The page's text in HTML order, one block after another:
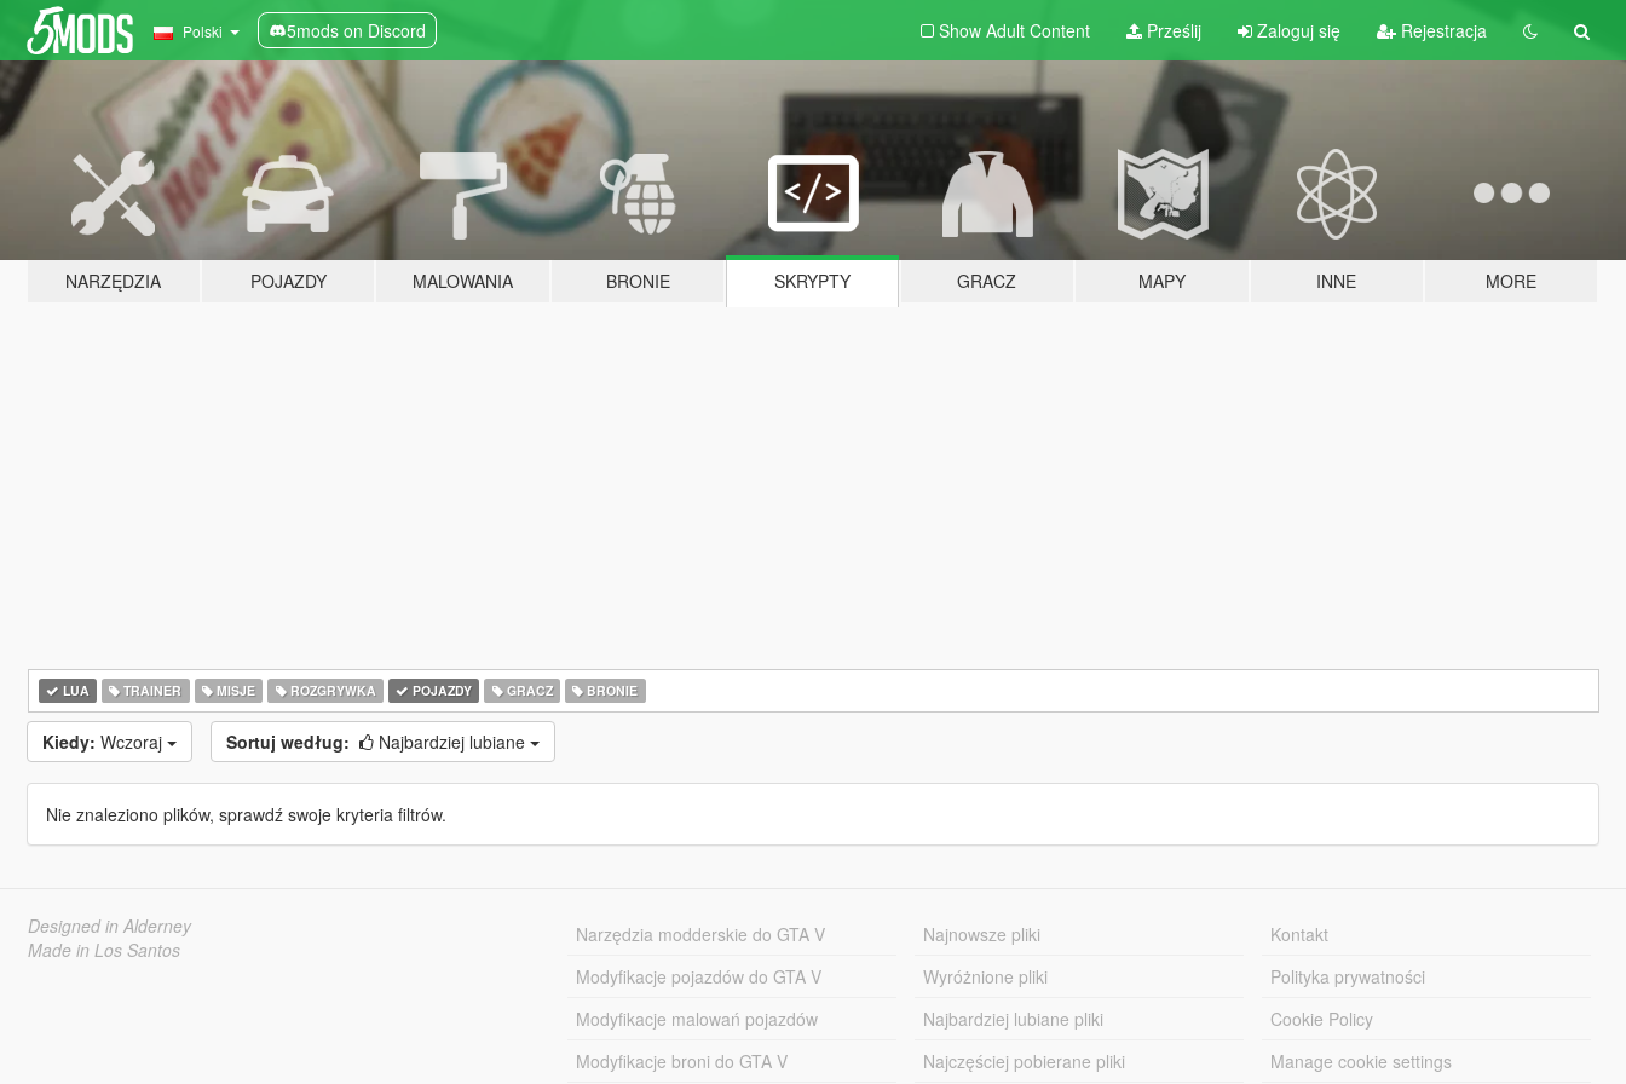
Polski 5mods on Discord Show Adult Content Prześlij Zaloguj się Rejestracja
NARZĘDZIA POJAZDY MALOWANIA BRONIE SKRYPTY GRACZ MAPY INNE MORE
LUA TRAINER MISJE ROZGRYWKA POJAZDY GRACZ BRONIE
Kiedy: Wczoraj Sortuj według: Najbardziej lubiane
Nie znaleziono plików, sprawdź swoje kryteria filtrów.
Designed in Alderney
Made in Los Santos
Narzędzia modderskie do GTA V
Modyfikacje pojazdów do GTA V
Modyfikacje malowań pojazdów
Modyfikacje broni do GTA V
Najnowsze pliki
Wyróżnione pliki
Najbardziej lubiane pliki
Najczęściej pobierane pliki
Kontakt
Polityka prywatności
Cookie Policy
Manage cookie settings